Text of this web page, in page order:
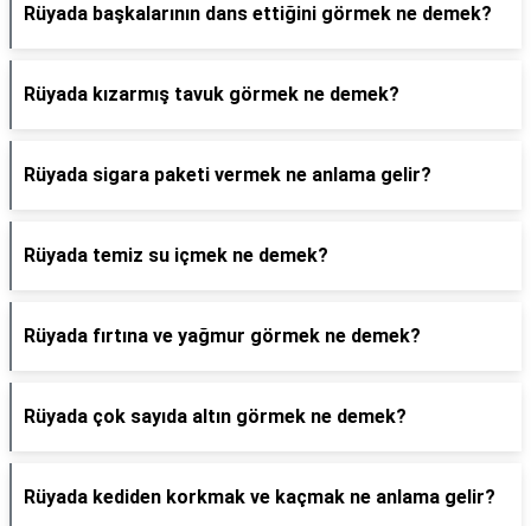
Rüyada başkalarının dans ettiğini görmek ne demek?
Rüyada kızarmış tavuk görmek ne demek?
Rüyada sigara paketi vermek ne anlama gelir?
Rüyada temiz su içmek ne demek?
Rüyada fırtına ve yağmur görmek ne demek?
Rüyada çok sayıda altın görmek ne demek?
Rüyada kediden korkmak ve kaçmak ne anlama gelir?